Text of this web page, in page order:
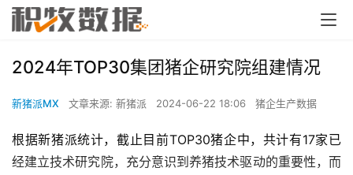
2024年TOP30集团猪企研究院组建情况
新猪派MX 文章来源: 新猪派 2024-06-22 18:06 猪企生产数据
根据新猪派统计，截止目前TOP30猪企中，共计有17家已
经建立技术研究院，充分意识到养猪技术驱动的重要性，而